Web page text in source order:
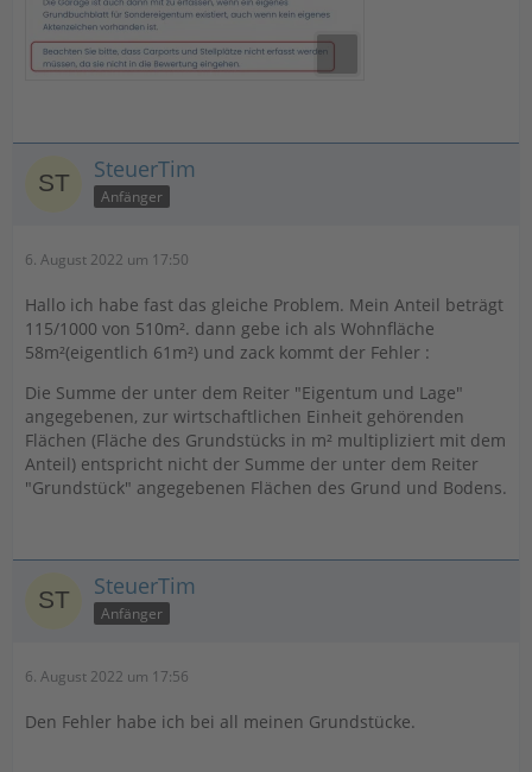
SteuerTim
Anfänger
6. August 2022 um 17:50
Hallo ich habe fast das gleiche Problem. Mein Anteil beträgt
115/1000 von 510m². dann gebe ich als Wohnfläche
58m²(eigentlich 61m²) und zack kommt der Fehler :
Die Summe der unter dem Reiter "Eigentum und Lage"
angegebenen, zur wirtschaftlichen Einheit gehörenden
Flächen (Fläche des Grundstücks in m² multipliziert mit dem
Anteil) entspricht nicht der Summe der unter dem Reiter
"Grundstück" angegebenen Flächen des Grund und Bodens.
SteuerTim
Anfänger
6. August 2022 um 17:56
Den Fehler habe ich bei all meinen Grundstücke.